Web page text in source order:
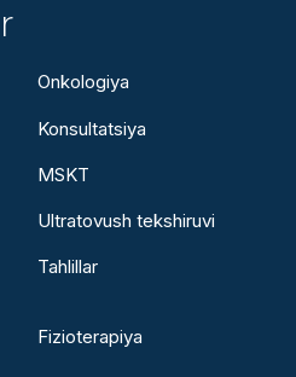
Onkologiya
Konsultatsiya
MSKT
Ultratovush tekshiruvi
Tahlillar
Fizioterapiya